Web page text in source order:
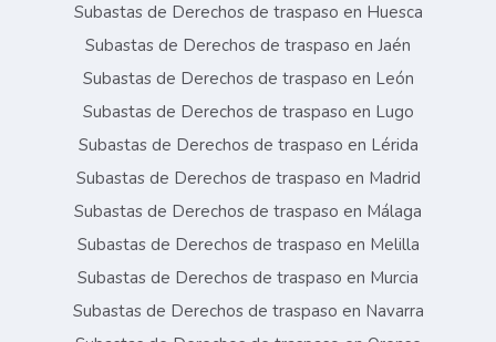
Subastas de Derechos de traspaso en Huesca
Subastas de Derechos de traspaso en Jaén
Subastas de Derechos de traspaso en León
Subastas de Derechos de traspaso en Lugo
Subastas de Derechos de traspaso en Lérida
Subastas de Derechos de traspaso en Madrid
Subastas de Derechos de traspaso en Málaga
Subastas de Derechos de traspaso en Melilla
Subastas de Derechos de traspaso en Murcia
Subastas de Derechos de traspaso en Navarra